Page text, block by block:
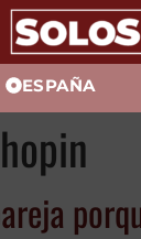
ESPAÑA